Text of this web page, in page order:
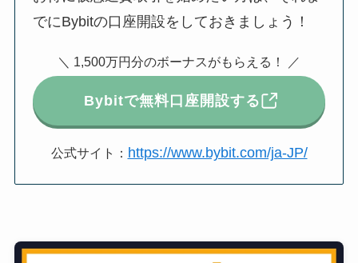
でにBybitの口座開設をしておきましょう！
＼ 1,500万円分のボーナスがもらえる！ ／
Bybitで無料口座開設する
公式サイト： https://www.bybit.com/ja-JP/